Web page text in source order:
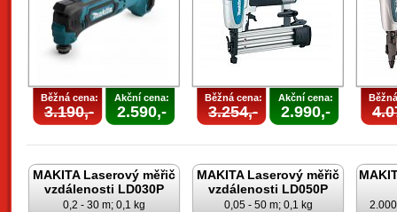
Běžná cena:
3.190,-
Akční cena:
2.590,-
Běžná cena:
3.254,-
Akční cena:
2.990,-
MAKITA Laserový měřič
vzdálenosti LD030P
0,2 - 30 m; 0,1 kg
MAKITA Laserový měřič
vzdálenosti LD050P
0,05 - 50 m; 0,1 kg